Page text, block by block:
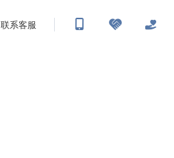
联系客服